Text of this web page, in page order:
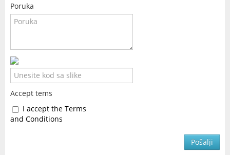
Poruka
Accept tems
I accept the Terms
and Conditions
Pošalji